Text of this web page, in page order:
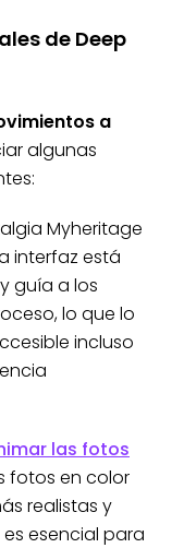
de Deep
a
algunas
Myheritage
interfaz está
guía a los
lo que lo
incluso
las fotos
fotos en color
realistas y
esencial para